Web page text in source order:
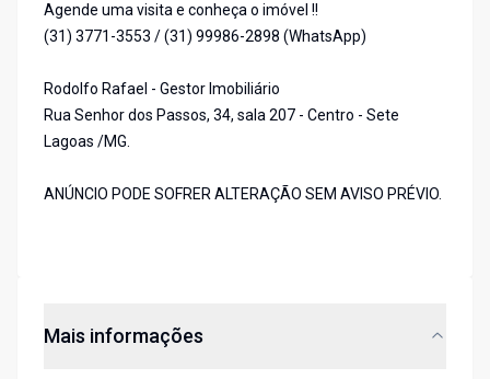
Agende uma visita e conheça o imóvel !!
(31) 3771-3553 / (31) 99986-2898 (WhatsApp)
Rodolfo Rafael - Gestor Imobiliário
Rua Senhor dos Passos, 34, sala 207 - Centro - Sete
Lagoas /MG.
ANÚNCIO PODE SOFRER ALTERAÇÃO SEM AVISO PRÉVIO.
Mais informações